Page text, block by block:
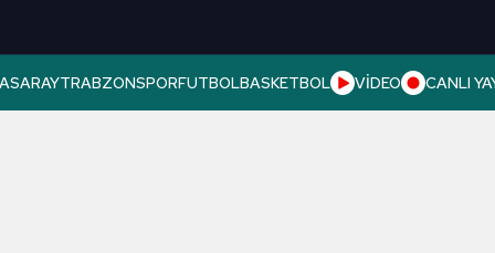
TRABZONSPORFUTBOLBASKETBOL VİDEO CANLI